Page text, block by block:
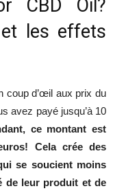
CBD Oil?
les effets
coup d’œil aux prix du
avez payé jusqu’à 10
ce montant est
Cela crée des
se soucient moins
de leur produit et de